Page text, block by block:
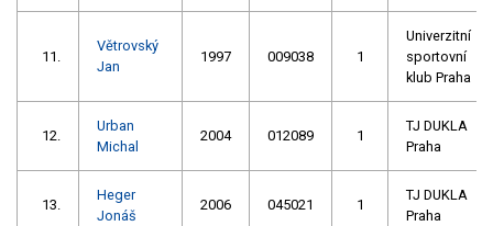
11.
Větrovský
Jan
1997 009038 1
Univerzitní
sportovní
klub Praha
12.
Urban
Michal
2004 012089 1
TJ DUKLA
Praha
13.
Heger
Jonáš
2006 045021 1
TJ DUKLA
Praha